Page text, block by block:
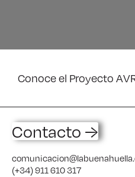
Conoce el Proyecto
Contacto →
(+34) 911 610 317